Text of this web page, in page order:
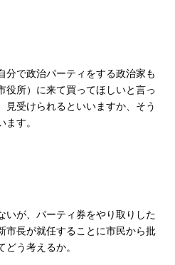
で政治パーティをする政治家も
役所）に来て買ってほしいと言っ
受けられるといいますか、そう
す。
いが、パーティ券をやり取りした
市長が就任することに市民から批
う考えるか。